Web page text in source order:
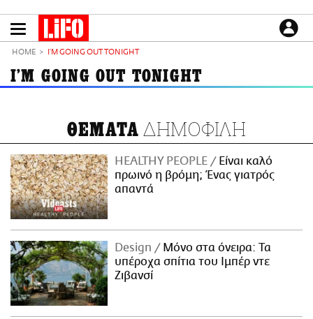
το
LIFO SHOP
NEWSLETTER
ΜΙΚΡΟΠΡΑΓΜΑΤΑ
THE GOOD LIFO
LIFOLAND
CITY GUIDE
ΕΙΔΗΣΕΙΣ
CULTURE
PODCASTS
Plus
HOME I'M GOING OUT TONIGHT
I'M GOING OUT TONIGHT
ΘΕΜΑΤΑ ΔΗΜΟΦΙΛΗ
HEALTHY PEOPLE
Είναι καλό
πρωινό η βρόμη; Ένας γιατρός
απαντά
Design
Μόνο στα όνειρα: Τα
υπέροχα σπίτια του Ιμπέρ ντε
Ζιβανσί